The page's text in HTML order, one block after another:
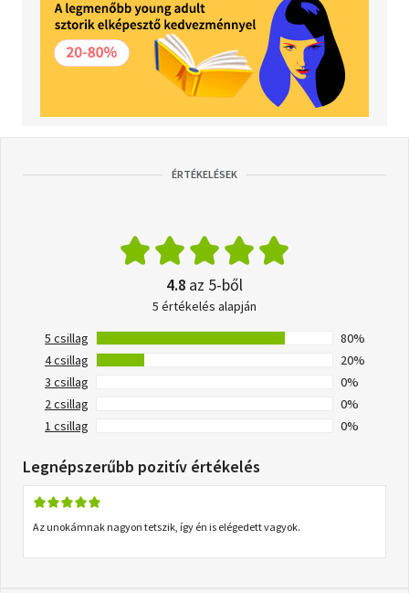
ÉRTÉKELÉSEK
4.8 az 5-ből
5 értékelés alapján
5 csillag
80%
4 csillag
20%
3 csillag
0%
2 csillag
0%
1 csillag
0%
Legnépszerűbb pozitív értékelés
Az unokámnak nagyon tetszik, így én is elégedett vagyok.